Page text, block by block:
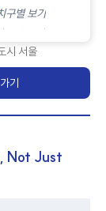
구별 보기
구별 보기
시 서울
기
Not Just